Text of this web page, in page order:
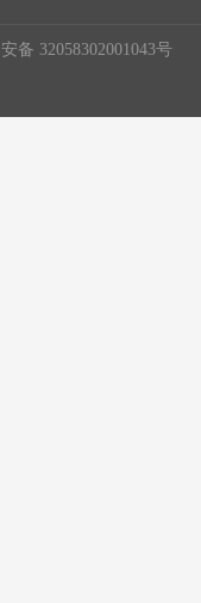
备 32058302001043号